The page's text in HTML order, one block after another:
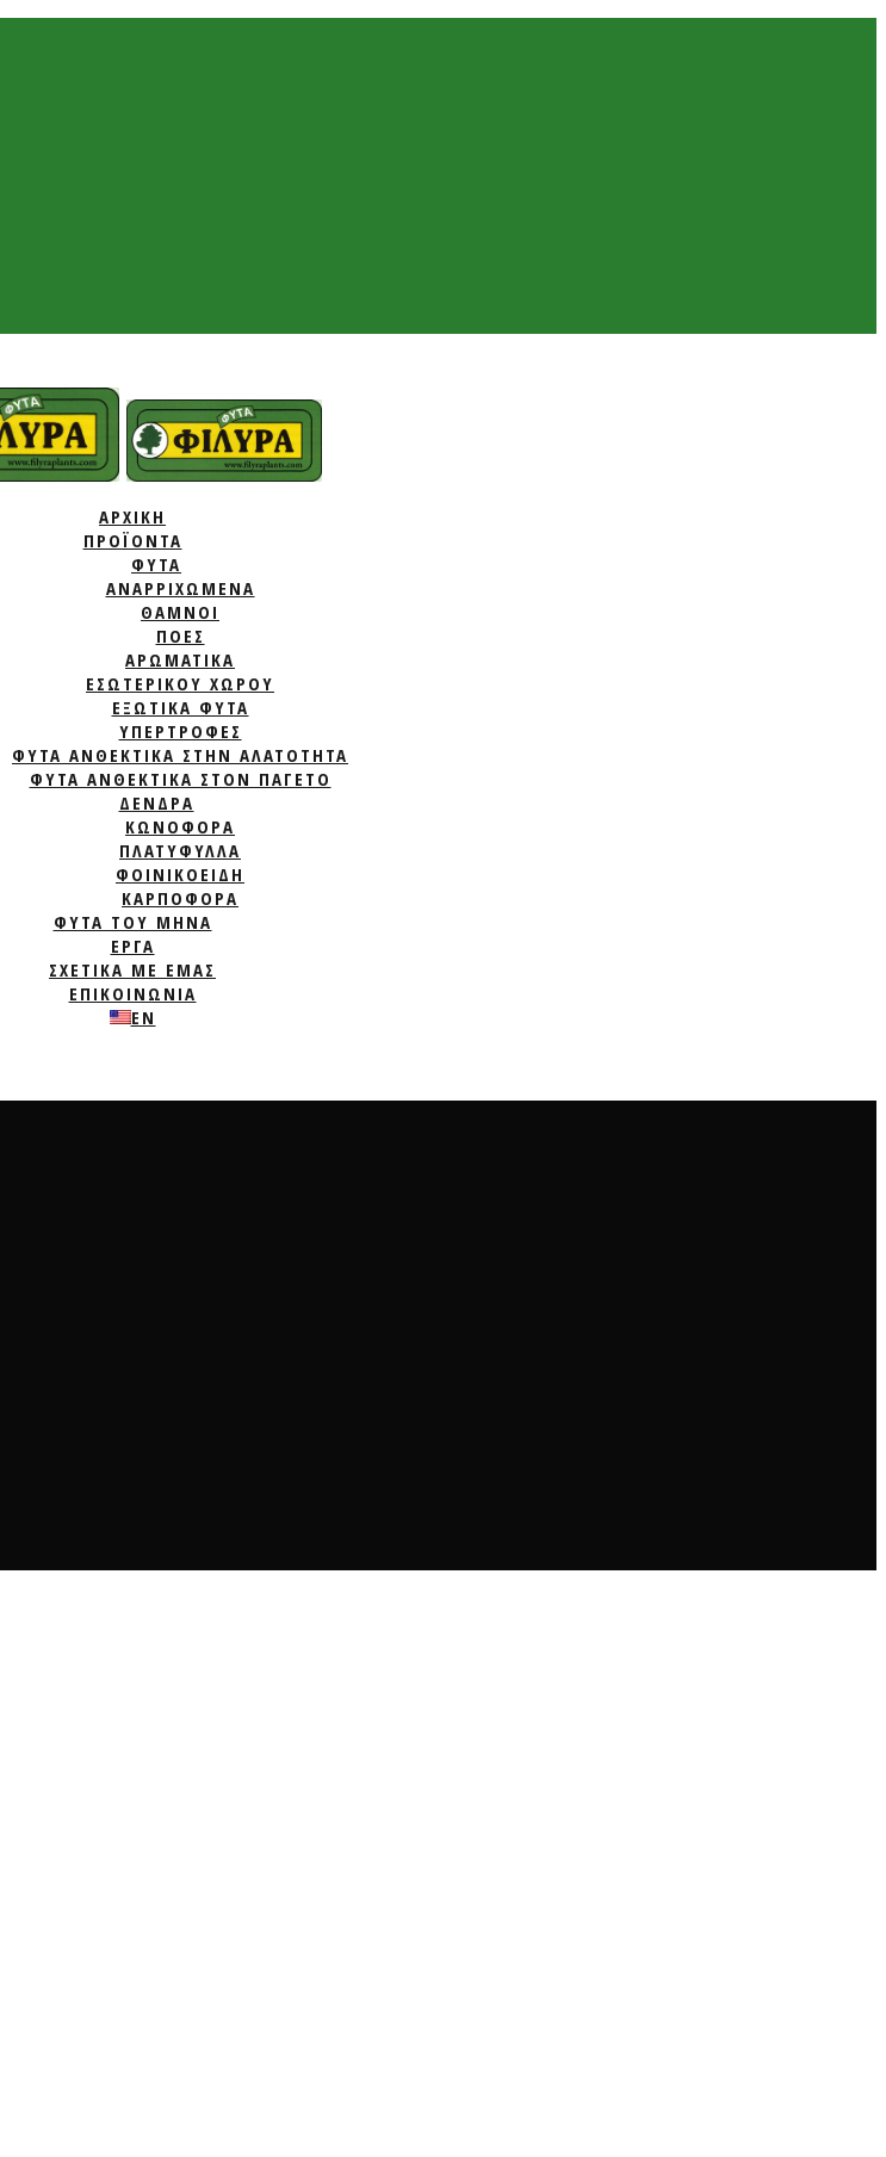
ΑΡΧΙΚΗ
ΠΡΟΪΟΝΤΑ
ΦΥΤΆ
ΑΝΑΡΡΙΧΏΜΕΝΑ
ΘΆΜΝΟΙ
ΠΌΕΣ
ΑΡΩΜΑΤΙΚΆ
ΕΣΩΤΕΡΙΚΟΎ ΧΏΡΟΥ
ΕΞΩΤΙΚΆ ΦΥΤΆ
ΥΠΕΡΤΡΟΦΈΣ
ΦΥΤΆ ΑΝΘΕΚΤΙΚΆ ΣΤΗΝ ΑΛΑΤΌΤΗΤΑ
ΦΥΤΆ ΑΝΘΕΚΤΙΚΆ ΣΤΟΝ ΠΑΓΕΤΌ
ΔΈΝΔΡΑ
ΚΩΝΟΦΌΡΑ
ΠΛΑΤΎΦΥΛΛΑ
ΦΟΙΝΙΚΟΕΙΔΉ
ΚΑΡΠΟΦΌΡΑ
ΦΥΤΑ ΤΟΥ ΜΗΝΑ
ΈΡΓΑ
ΣΧΕΤΙΚΑ ΜΕ ΕΜΑΣ
ΕΠΙΚΟΙΝΩΝΙΑ
EN